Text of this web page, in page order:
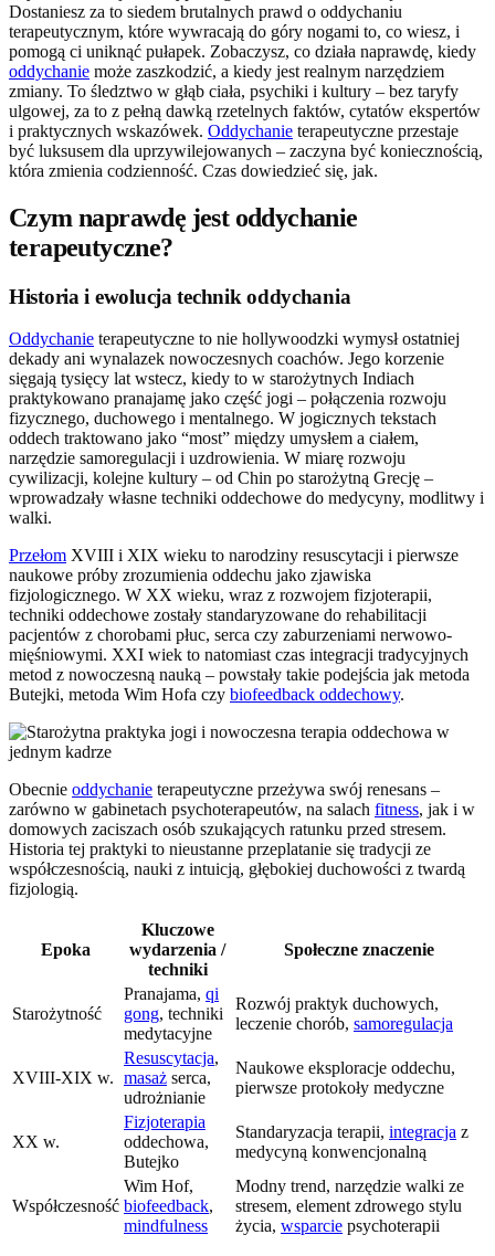
Dostaniesz za to siedem brutalnych prawd o oddychaniu
terapeutycznym, które wywracają do góry nogami to, co wiesz, i
pomogą ci uniknąć pułapek. Zobaczysz, co działa naprawdę, kiedy
oddychanie może zaszkodzić, a kiedy jest realnym narzędziem
zmiany. To śledztwo w głąb ciała, psychiki i kultury – bez taryfy
ulgowej, za to z pełną dawką rzetelnych faktów, cytatów ekspertów
i praktycznych wskazówek. Oddychanie terapeutyczne przestaje
być luksusem dla uprzywilejowanych – zaczyna być koniecznością,
która zmienia codzienność. Czas dowiedzieć się, jak.
Czym naprawdę jest oddychanie
terapeutyczne?
Historia i ewolucja technik oddychania
Oddychanie terapeutyczne to nie hollywoodzki wymysł ostatniej
dekady ani wynalazek nowoczesnych coachów. Jego korzenie
sięgają tysięcy lat wstecz, kiedy to w starożytnych Indiach
praktykowano pranajamę jako część jogi – połączenia rozwoju
fizycznego, duchowego i mentalnego. W jogicznych tekstach
oddech traktowano jako “most” między umysłem a ciałem,
narzędzie samoregulacji i uzdrowienia. W miarę rozwoju
cywilizacji, kolejne kultury – od Chin po starożytną Grecję –
wprowadzały własne techniki oddechowe do medycyny, modlitwy i
walki.
Przełom XVIII i XIX wieku to narodziny resuscytacji i pierwsze
naukowe próby zrozumienia oddechu jako zjawiska
fizjologicznego. W XX wieku, wraz z rozwojem fizjoterapii,
techniki oddechowe zostały standaryzowane do rehabilitacji
pacjentów z chorobami płuc, serca czy zaburzeniami nerwowo-
mięśniowymi. XXI wiek to natomiast czas integracji tradycyjnych
metod z nowoczesną nauką – powstały takie podejścia jak metoda
Butejki, metoda Wim Hofa czy biofeedback oddechowy.
Obecnie oddychanie terapeutyczne przeżywa swój renesans –
zarówno w gabinetach psychoterapeutów, na salach fitness, jak i w
domowych zaciszach osób szukających ratunku przed stresem.
Historia tej praktyki to nieustanne przeplatanie się tradycji ze
współczesnością, nauki z intuicją, głębokiej duchowości z twardą
fizjologią.
Epoka
Kluczowe
wydarzenia /
techniki
Społeczne znaczenie
Starożytność
Pranajama, qi
gong, techniki
medytacyjne
Rozwój praktyk duchowych,
leczenie chorób, samoregulacja
XVIII-XIX w.
Resuscytacja,
masaż serca,
udrożnianie
Naukowe eksploracje oddechu,
pierwsze protokoły medyczne
XX w.
Fizjoterapia
oddechowa,
Butejko
Standaryzacja terapii, integracja z
medycyną konwencjonalną
Współczesność
Wim Hof,
biofeedback,
mindfulness
Modny trend, narzędzie walki ze
stresem, element zdrowego stylu
życia, wsparcie psychoterapii